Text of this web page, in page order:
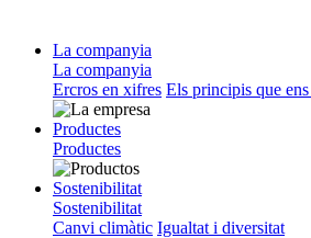
La companyia
La companyia
Ercros en xifres Els principis que
Productes
Productes
Sostenibilitat
Sostenibilitat
Canvi climàtic Igualtat i diversitat